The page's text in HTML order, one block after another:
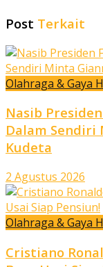
Post Terkait
Olahraga & Gaya
Nasib
Dalam
Kudeta
2 Agustus 2026
Olahraga & Gaya
Cristiano